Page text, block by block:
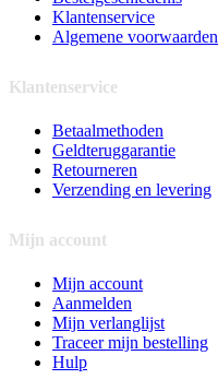
Klantenservice
Algemene voorwaarden
Klantenservice
Betaalmethoden
Geldteruggarantie
Retourneren
Verzending en levering
Mijn account
Mijn account
Aanmelden
Mijn verlanglijst
Traceer mijn bestelling
Hulp